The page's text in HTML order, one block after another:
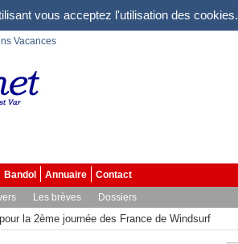
vous acceptez l'utilisation des cookies.
Vacances
Bandol Annuaire
Contact
Les brèves Dossiers
la 2ème journée des France de Windsurf